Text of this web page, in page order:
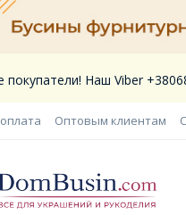
Наш Viber
Оптовым клиентам